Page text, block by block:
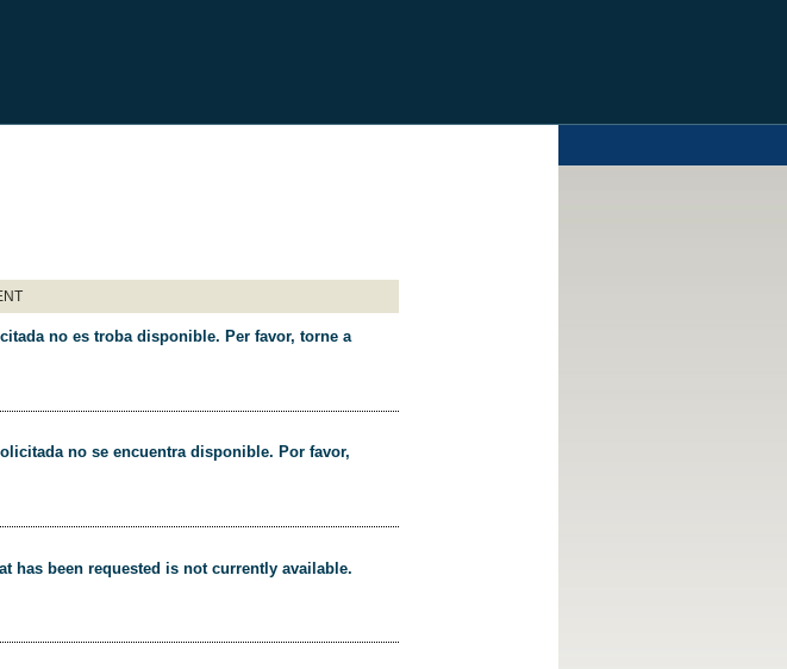
no es troba disponible. Per favor, torne a
no se encuentra disponible. Por favor,
has been requested is not currently available.